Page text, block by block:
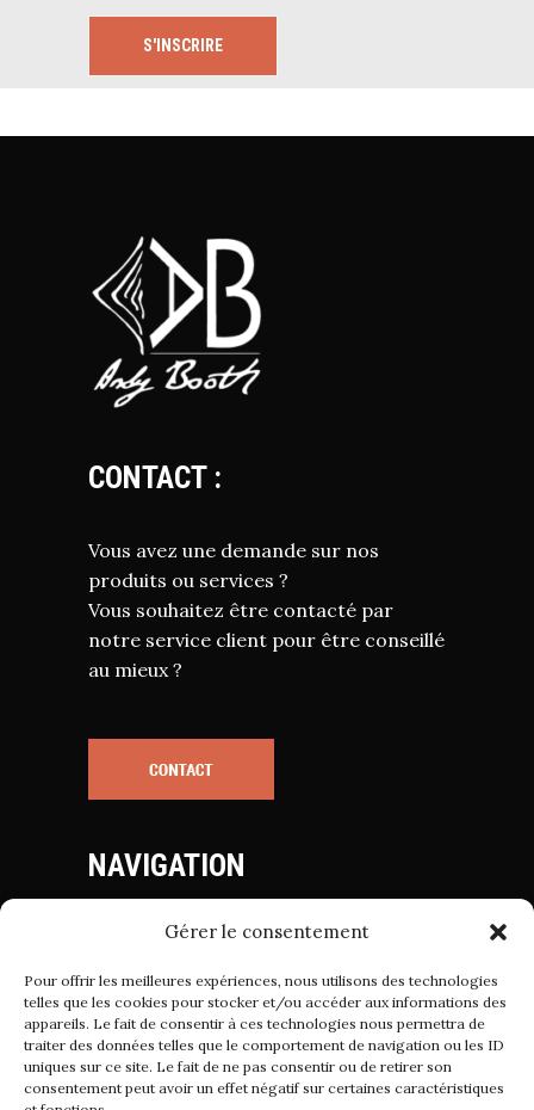
Gérer le consentement
Pour offrir les meilleures expériences, nous utilisons des technologies
telles que les cookies pour stocker et/ou accéder aux informations des
appareils. Le fait de consentir à ces technologies nous permettra de
traiter des données telles que le comportement de navigation ou les ID
uniques sur ce site. Le fait de ne pas consentir ou de retirer son
consentement peut avoir un effet négatif sur certaines caractéristiques
S'INSCRIRE
CONTACT :
Vous avez une demande sur nos
produits ou services ?
Vous souhaitez être contacté par
notre service client pour être conseillé
au mieux ?
NAVIGATION
Mentions Légales
Politique de Confidentialité
Conditions Générales de Vente